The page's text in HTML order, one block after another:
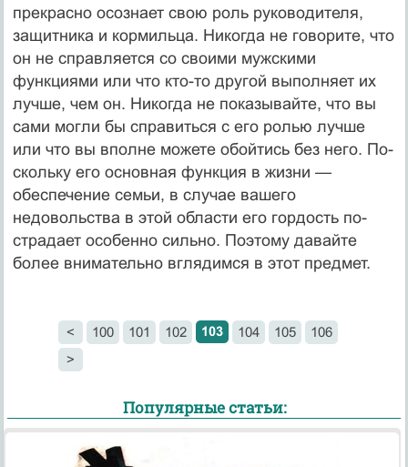
прекрасно осознает свою роль руководителя,
защитника и кормильца. Ни­когда не говорите, что
он не справляется со своими мужскими
функциями или что кто-то другой выполняет их
лучше, чем он. Никогда не показывайте, что вы
сами могли бы справиться с его ролью лучше
или что вы вполне можете обойтись без него. По­
скольку его основная функция в жизни —
обеспечение семьи, в случае вашего
недовольства в этой области его гордость по­
страдает особенно сильно. Поэтому давайте
более внимательно вглядимся в этот предмет.
< 100 101 102 103 104 105
106
>
Популярные статьи: